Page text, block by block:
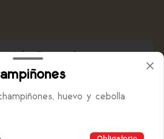
Salsa Tamarindo
Salsa tamarindo, 1.5 oz
huevo y cebolla